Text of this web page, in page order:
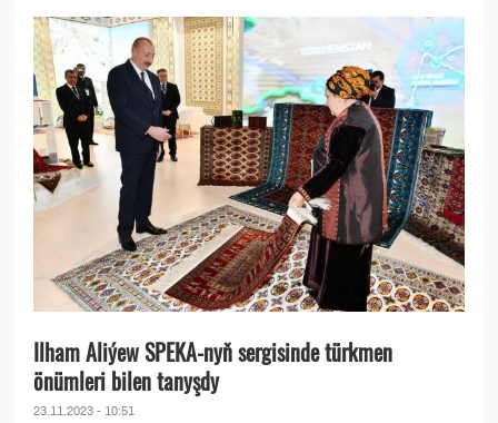
Ilham Aliýew SPEKA-nyň sergisinde türkmen
önümleri bilen tanyşdy
23.11.2023 - 10:51